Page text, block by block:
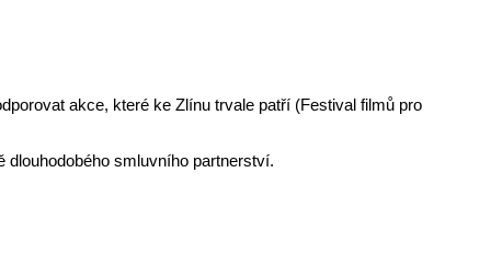
akce, které ke Zlínu trvale patří (Festival filmů pro
smluvního partnerství.